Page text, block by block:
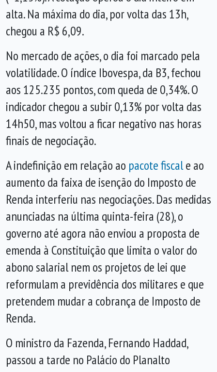
alta. Na máxima do dia, por volta das 13h,
chegou a R$ 6,09.
No mercado de ações, o dia foi marcado pela
volatilidade. O índice Ibovespa, da B3, fechou
aos 125.235 pontos, com queda de 0,34%. O
indicador chegou a subir 0,13% por volta das
14h50, mas voltou a ficar negativo nas horas
finais de negociação.
A indefinição em relação ao pacote fiscale ao
aumento da faixa de isenção do Imposto de
Renda interferiu nas negociações. Das medidas
anunciadas na última quinta-feira (28), o
governo até agora não enviou a proposta de
emenda à Constituição que limita o valor do
abono salarial nem os projetos de lei que
reformulam a previdência dos militares e que
pretendem mudar a cobrança de Imposto de
Renda.
O ministro da Fazenda, Fernando Haddad,
passou a tarde no Palácio do Planalto